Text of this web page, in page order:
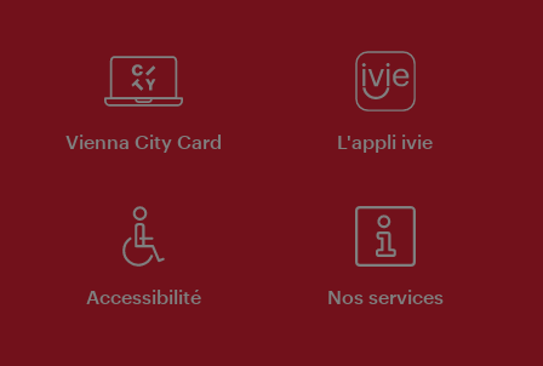
Vienna City Card L'appli ivie
Accessibilité Nos services